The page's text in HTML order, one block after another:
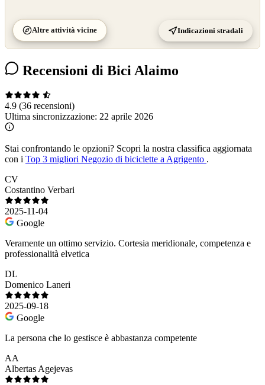
Altre attività vicine Indicazioni stradali
Recensioni di Bici Alaimo
4.9 (36 recensioni)
Ultima sincronizzazione: 22 aprile 2026
Stai confrontando le opzioni? Scopri la nostra classifica aggiornata
con i Top 3 migliori Negozio di biciclette a Agrigento .
CV
Costantino Verbari
2025-11-04
Google
Veramente un ottimo servizio. Cortesia meridionale, competenza e
professionalità elvetica
DL
Domenico Laneri
2025-09-18
Google
La persona che lo gestisce è abbastanza competente
AA
Albertas Agejevas